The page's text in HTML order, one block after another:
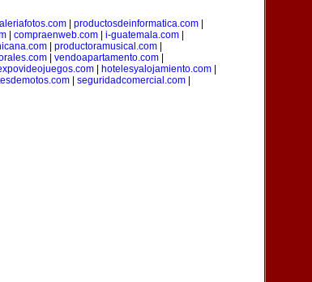
productosdeinformatica.com
| compraenweb.com| i-guatemala.com|
productoramusical.com
vendoapartamento.com
| hotelesyalojamiento.com|
| seguridadcomercial.com|